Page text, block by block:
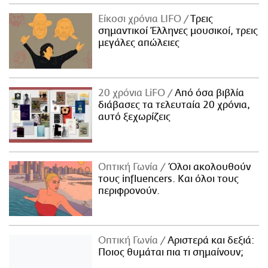
Είκοσι χρόνια LIFO
Tρεις
σημαντικοί Έλληνες μουσικοί, τρεις
μεγάλες απώλειες
20 χρόνια LiFO
Από όσα βιβλία
διάβασες τα τελευταία 20 χρόνια,
αυτό ξεχωρίζεις
Οπτική Γωνία
Όλοι ακολουθούν
τους influencers. Και όλοι τους
περιφρονούν.
Οπτική Γωνία
Αριστερά και δεξιά:
Ποιος θυμάται πια τι σημαίνουν;